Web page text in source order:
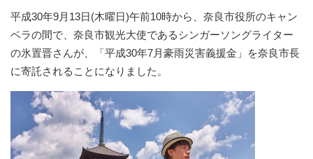
平成30年9月13日(木曜日)午前10時から、奈良市役所のキャン
ベラの間で、奈良市観光大使であるシンガーソングライター
の氷置晋さんが、「平成30年7月豪雨災害義援金」を奈良市長
に寄託されることになりました。